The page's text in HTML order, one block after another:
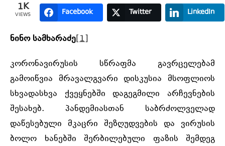
1K
VIEWS Facebook Twitter LinkedIn
ნინო სამხარაძე[1]
კორონავირუსის სწრაფმა გავრცელებამ
გამოიწვია მრავალგვარი დისკუსია მსოფლიოს
სხვადასხვა ქვეყნებში დაგეგმილი არჩევნების
შესახებ. პანდემიასთან საბრძოლველად
დაწესებული მკაცრი შეზღუდვების და ვირუსის
ბოლო ხანებში შერბილებული ფაზის შემდეგ